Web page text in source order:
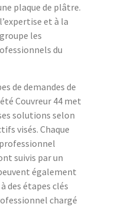
plaque de plâtre.
et à la
les
du
de demandes de
Couvreur 44 met
solutions selon
visés. Chaque
suivis par un
également
des étapes clés
chargé